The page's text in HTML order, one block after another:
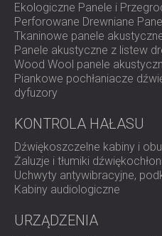
Ekologiczne Panele i
Perforowane Drewniane
Tkaninowe panele
Panele akustyczne z listew
Wood Wool panele
Piankowe pochłaniacze
dyfuzory
KONTROLA HAŁASU
Dźwiękoszczelne kabiny i
Żaluzje i tłumiki
Uchwyty antywibracyjne,
Kabiny audiologiczne
URZĄDZENIA